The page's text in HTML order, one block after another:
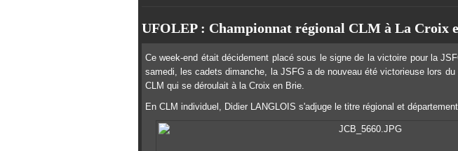
UFOLEP : Championnat régional CLM à La Croix
Ce week-end était décidement placé sous le signe de la victoire pour la
samedi, les cadets dimanche, la JSFG a de nouveau été victorieuse lors du
CLM qui se déroulait à la Croix en Brie.
En CLM individuel, Didier LANGLOIS s'adjuge le titre régional et